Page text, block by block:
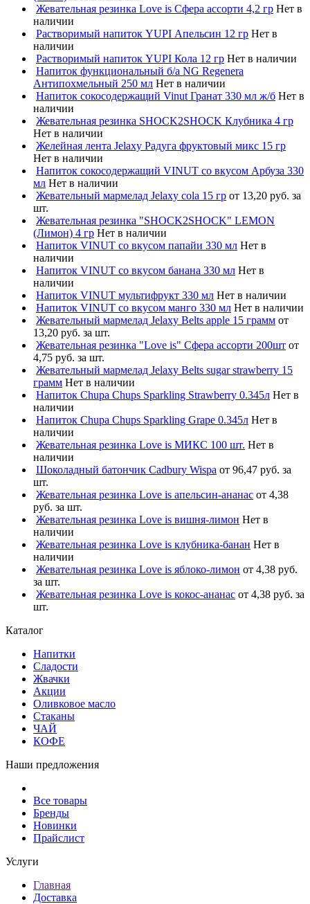
Жевательная резинка Love is Сфера ассорти 4,2 гр Нет в
наличии
Растворимый напиток YUPI Апельсин 12 гр Нет в
наличии
Растворимый напиток YUPI Кола 12 гр Нет в наличии
Напиток функциональный б/а NG Regenera
Антипохмельный 250 мл Нет в наличии
Напиток сокосодержащий Vinut Гранат 330 мл ж/б Нет в
наличии
Жевательная резинка SHOCK2SHOCK Клубника 4 гр
Нет в наличии
Желейная лента Jelaxy Радуга фруктовый микс 15 гр
Нет в наличии
Напиток сокосодержащий VINUT со вкусом Арбуза 330
мл Нет в наличии
Жевательный мармелад Jelaxy cola 15 гр от 13,20 руб. за
шт.
Жевательная резинка "SHOCK2SHOCK" LEMON
(Лимон) 4 гр Нет в наличии
Напиток VINUT со вкусом папайи 330 мл Нет в
наличии
Напиток VINUT со вкусом банана 330 мл Нет в
наличии
Напиток VINUT мультифрукт 330 мл Нет в наличии
Напиток VINUT со вкусом манго 330 мл Нет в наличии
Жевательный мармелад Jelaxy Belts apple 15 грамм от
13,20 руб. за шт.
Жевательная резинка "Love is" Сфера ассорти 200шт от
4,75 руб. за шт.
Жевательный мармелад Jelaxy Belts sugar strawberry 15
грамм Нет в наличии
Напиток Chupa Chups Sparkling Strawberry 0.345л Нет в
наличии
Напиток Chupa Chups Sparkling Grape 0.345л Нет в
наличии
Жевательная резинка Love is МИКС 100 шт. Нет в
наличии
Шоколадный батончик Cadbury Wispa от 96,47 руб. за
шт.
Жевательная резинка Love is апельсин-ананас от 4,38
руб. за шт.
Жевательная резинка Love is вишня-лимон Нет в
наличии
Жевательная резинка Love is клубника-банан Нет в
наличии
Жевательная резинка Love is яблоко-лимон от 4,38 руб.
за шт.
Жевательная резинка Love is кокос-ананас от 4,38 руб. за
шт.
Каталог
Напитки
Сладости
Жвачки
Акции
Оливковое масло
Стаканы
ЧАЙ
КОФЕ
Наши предложения
Все товары
Бренды
Новинки
Прайслист
Услуги
Главная
Доставка